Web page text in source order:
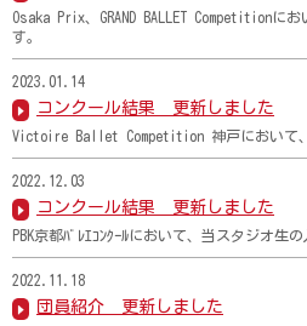
Osaka Prix、GRAND BALLET Competitionに
す。
2023.01.14
コンクール結果 更新しました
Victoire Ballet Competition 神戸において、
2022.12.03
コンクール結果 更新しました
PBK京都ﾊﾞﾚｴｺﾝｸｰﾙにおいて、当スタジオ生の
2022.11.18
団員紹介 更新しました